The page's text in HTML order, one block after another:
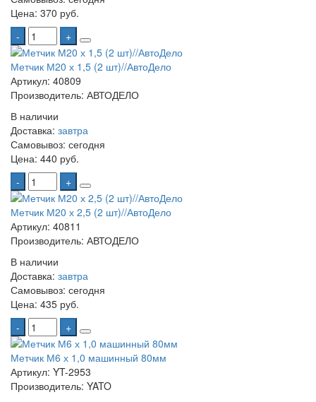
Цена: 370 руб.
-
+
Метчик М20 х 1,5 (2 шт)//АвтоДело
Артикул: 40809
Производитель: АВТОДЕЛО
В наличии
Доставка: завтра
Самовывоз: сегодня
Цена: 440 руб.
-
+
Метчик М20 х 2,5 (2 шт)//АвтоДело
Артикул: 40811
Производитель: АВТОДЕЛО
В наличии
Доставка: завтра
Самовывоз: сегодня
Цена: 435 руб.
-
+
Метчик М6 х 1,0 машинный 80мм
Артикул: YT-2953
Производитель: YATO